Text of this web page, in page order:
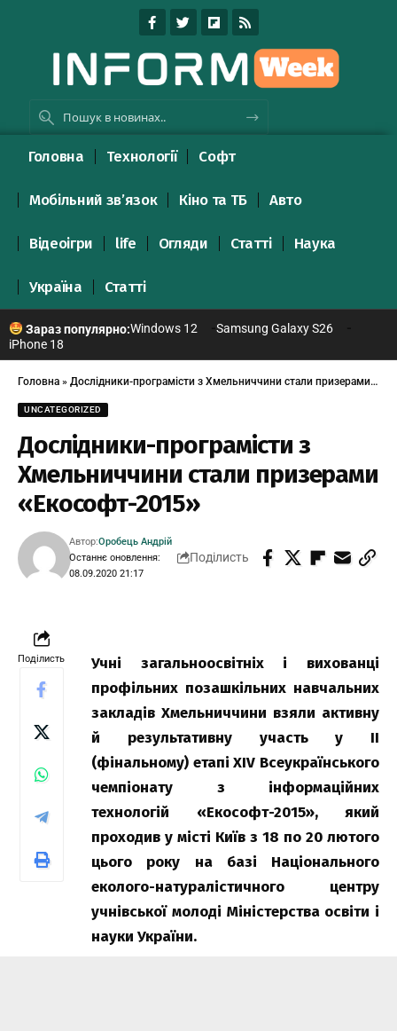
Головна Технології Софт
Мобільний зв’язок Кіно та ТБ Авто
Відеоігри life Огляди Статті Наука
Україна Статті
Зараз популярно:Windows 12
Samsung Galaxy S26
iPhone 18
Головна » Дослідники-програмісти з Хмельниччини стали призерами «Екософт-2015»
UNCATEGORIZED
Дослідники-програмісти з
Хмельниччини стали призерами
«Екософт-2015»
Останнє оновлення:
08.09.2020 21:17
Автор:Оробець Андрій
Поділисть
Поділисть
Учні загальноосвітніх і вихованці
профільних позашкільних навчальних
закладів Хмельниччини взяли активну
й результативну участь у ІІ
(фінальному) етапі XIV Всеукраїнського
чемпіонату з інформаційних
технологій «Екософт-2015», який
проходив у місті Київ з 18 по 20 лютого
цього року на базі Національного
еколого-натуралістичного центру
учнівської молоді Міністерства освіти і
науки України.